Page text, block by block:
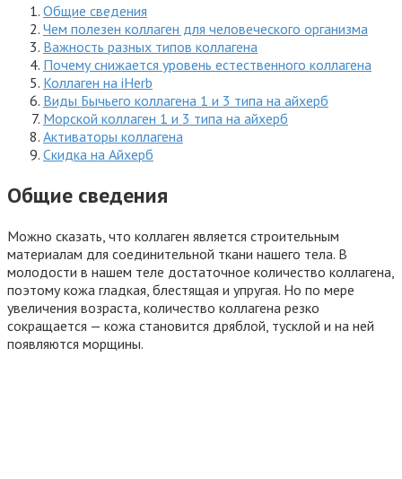
Общие сведения
Чем полезен коллаген для человеческого организма
Важность разных типов коллагена
Почему снижается уровень естественного коллагена
Коллаген на iHerb
Виды Бычьего коллагена 1 и 3 типа на айхерб
Морской коллаген 1 и 3 типа на айхерб
Активаторы коллагена
Скидка на Айхерб
Общие сведения
Можно сказать, что коллаген является строительным
материалам для соединительной ткани нашего тела. В
молодости в нашем теле достаточное количество коллагена,
поэтому кожа гладкая, блестящая и упругая. Но по мере
увеличения возраста, количество коллагена резко
сокращается — кожа становится дряблой, тусклой и на ней
появляются морщины.